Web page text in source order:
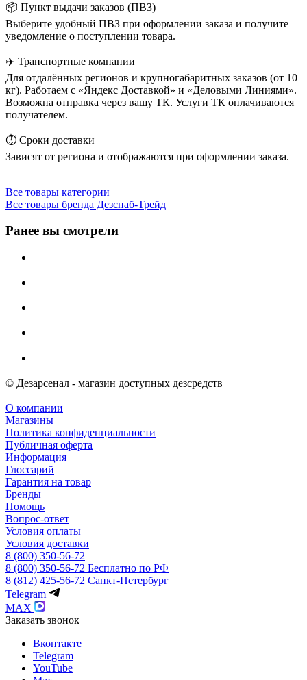
📦 Пункт выдачи заказов (ПВЗ)
Выберите удобный ПВЗ при оформлении заказа и получите
уведомление о поступлении товара.
✈️ Транспортные компании
Для отдалённых регионов и крупногабаритных заказов (от 10
кг). Работаем с «Яндекс Доставкой» и «Деловыми Линиями».
Возможна отправка через вашу ТК. Услуги ТК оплачиваются
получателем.
⏱️ Сроки доставки
Зависят от региона и отображаются при оформлении заказа.
Все товары категории
Все товары бренда Дезснаб-Трейд
Ранее вы смотрели
© Дезарсенал - магазин доступных дезсредств
О компании
Магазины
Политика конфиденциальности
Публичная оферта
Информация
Глоссарий
Гарантия на товар
Бренды
Помощь
Вопрос-ответ
Условия оплаты
Условия доставки
8 (800) 350-56-72
8 (800) 350-56-72 Бесплатно по РФ
8 (812) 425-56-72 Санкт-Петербург
Telegram
MAX
Заказать звонок
Вконтакте
Telegram
YouTube